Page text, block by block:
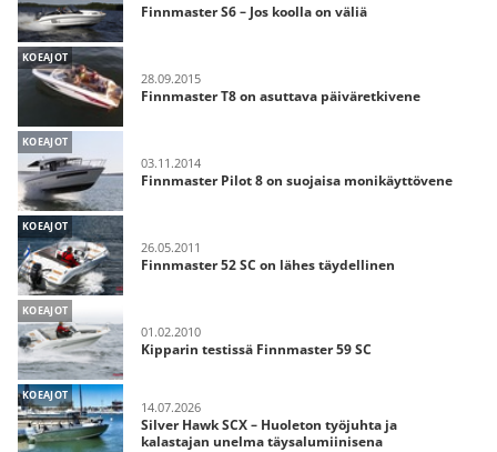
Finnmaster S6 – Jos koolla on väliä
KOEAJOT
28.09.2015
Finnmaster T8 on asuttava päiväretkivene
KOEAJOT
03.11.2014
Finnmaster Pilot 8 on suojaisa monikäyttövene
KOEAJOT
26.05.2011
Finnmaster 52 SC on lähes täydellinen
KOEAJOT
01.02.2010
Kipparin testissä Finnmaster 59 SC
KOEAJOT
14.07.2026
Silver Hawk SCX – Huoleton työjuhta ja
kalastajan unelma täysalumiinisena